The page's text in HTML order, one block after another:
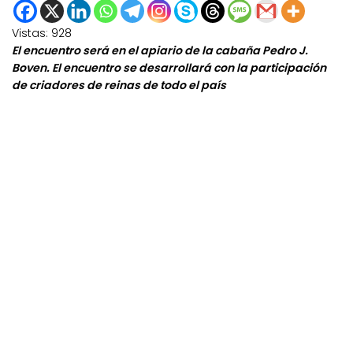
Vistas: 928
El encuentro será en el apiario de la cabaña Pedro J.
Boven. El encuentro se desarrollará con la participación
de criadores de reinas de todo el país